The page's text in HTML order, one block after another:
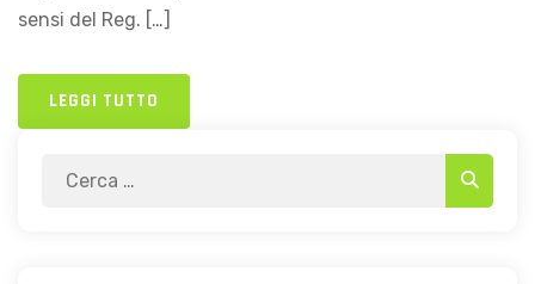
sensi del Reg. […]
LEGGI TUTTO
Search
Search